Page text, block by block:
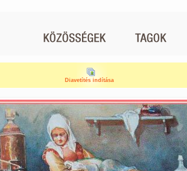
Diavetítés indítása